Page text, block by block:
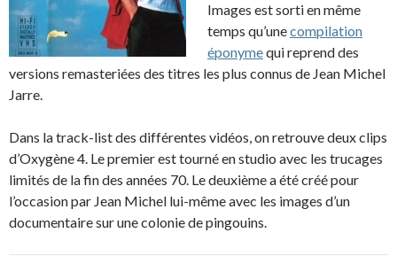
Images est sorti en même
temps qu’unecompilation
éponymequi reprend des
versions remasteriées des titres les plus connus de Jean Michel
Jarre.
Dans la track-list des différentes vidéos, on retrouve deux clips
d’Oxygène 4. Le premier est tourné en studio avec les trucages
limités de la fin des années 70. Le deuxième a été créé pour
l’occasion par Jean Michel lui-même avec les images d’un
documentaire sur une colonie de pingouins.